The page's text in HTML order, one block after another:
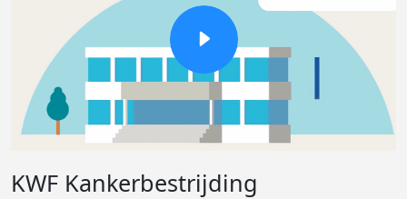
KWF Kankerbestrijding